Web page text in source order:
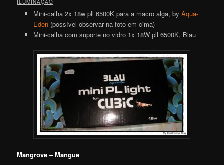
ILUMINAÇÃO
Mini-calha 2x 18w pll 6500K para a macro alga, by Aqua-
Eden(possível observar na foto em cima)
Mini-calha com suporte no vidro 1x 18W pll 6500K, Blau
Mangrove – Mangue